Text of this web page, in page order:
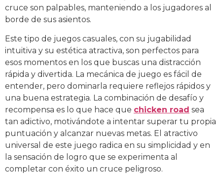
cruce son palpables, manteniendo a los jugadores al
borde de sus asientos.
Este tipo de juegos casuales, con su jugabilidad
intuitiva y su estética atractiva, son perfectos para
esos momentos en los que buscas una distracción
rápida y divertida. La mecánica de juego es fácil de
entender, pero dominarla requiere reflejos rápidos y
una buena estrategia. La combinación de desafío y
recompensa es lo que hace que chicken road sea
tan adictivo, motivándote a intentar superar tu propia
puntuación y alcanzar nuevas metas. El atractivo
universal de este juego radica en su simplicidad y en
la sensación de logro que se experimenta al
completar con éxito un cruce peligroso.